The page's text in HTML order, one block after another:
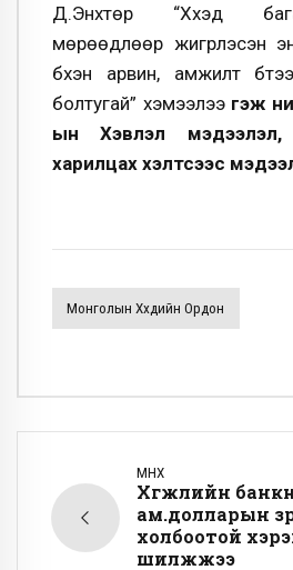
Д.Энхтөр “Хүүхэд
мөрөөдлөөр жигүүрлэсэн
бүхэн арвин, амжилт
болтугай” хэмээлээ гэж
ын Хэвлэл мэдээлэл,
харилцах хэлтсээс
Монголын Хүүхдийн Ордон
ӨМНӨХ
Хөгжлийн
ам.долларын
холбоотой
шилжжээ